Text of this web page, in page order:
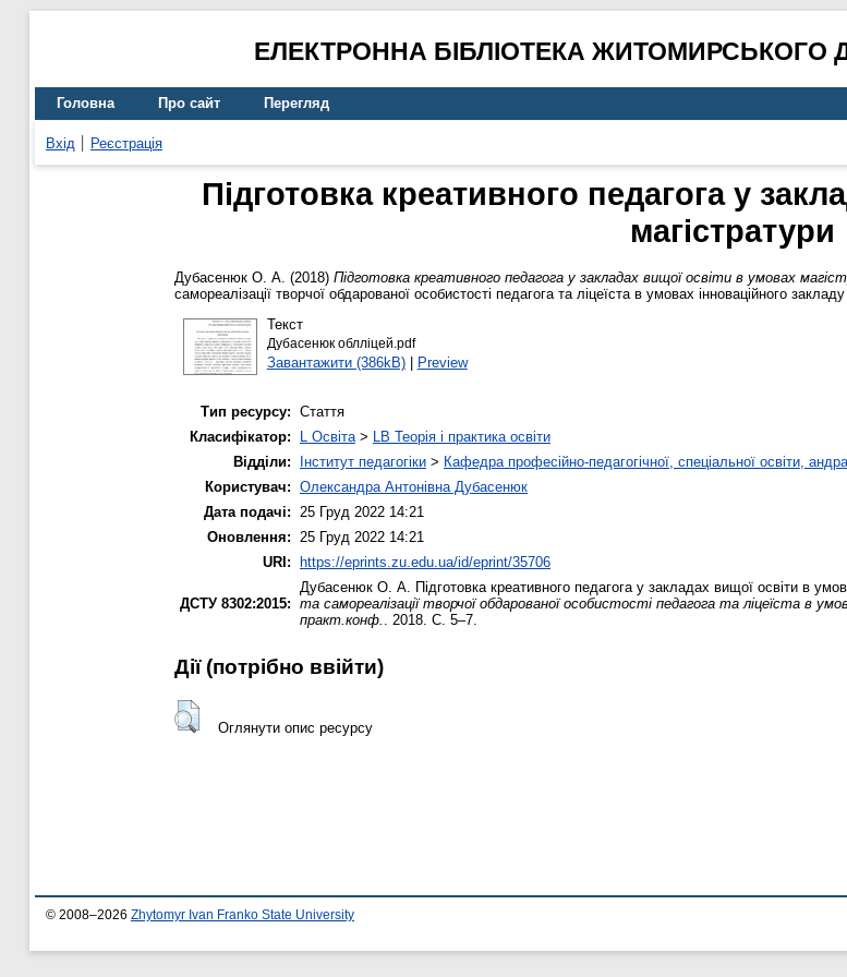
ЕЛЕКТРОННА БІБЛІОТЕКА ЖИТОМИРСЬКОГО
Головна Про сайт Перегляд
Вхід Реєстрація
Підготовка креативного педагога у
магістратури
Дубасенюк О. А. (2018) Підготовка креативного педагога у закладах вищої освіти в умовах
самореалізації творчої обдарованої особистості педагога та ліцеїста в умовах інноваційного
Текст
Дубасенюк облліцей.pdf
Завантажити (386kB)| Preview
Тип ресурсу: Стаття
Класифікатор:
L Освіта> LB Теорія і практика освіти
Відділи:
Інститут педагогіки > Кафедра професійно-педагогічної, спеціальної освіти,
Користувач: Олександра Антонівна Дубасенюк
Дата подачі: 25 Груд 2022 14:21
Оновлення: 25 Груд 2022 14:21
URI:
https://eprints.zu.edu.ua/id/eprint/35706
ДСТУ 8302:2015:
Дубасенюк О. А. Підготовка креативного педагога у закладах вищої освіти в
та самореалізації творчої обдарованої особистості педагога та ліцеїста в
практ.конф. . 2018. С. 5–7.
Дії ​​(потрібно ввійти)
Оглянути опис ресурсу
© 2008–2026 Zhytomyr Ivan Franko State University